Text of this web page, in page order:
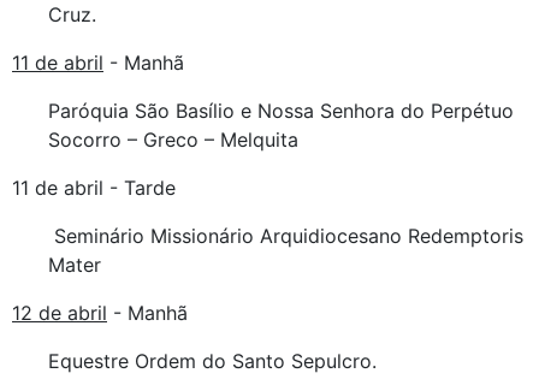
Cruz.
11 de abril - Manhã
Paróquia São Basílio e Nossa Senhora do Perpétuo
Socorro – Greco – Melquita
11 de abril - Tarde
Seminário Missionário Arquidiocesano Redemptoris
Mater
12 de abril - Manhã
Equestre Ordem do Santo Sepulcro.